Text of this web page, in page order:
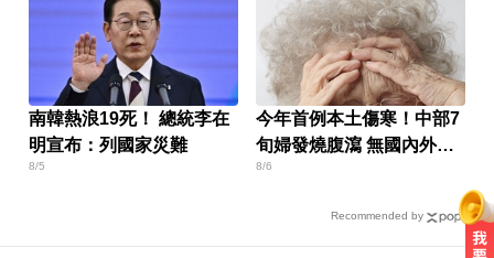
南韓熱浪19死！ 總統李在
明宣布：列國家災難
8/5
今年首例本土傷寒！中部7
旬婦發燒腹瀉 無國內外旅
遊史
8/6
Recommended by